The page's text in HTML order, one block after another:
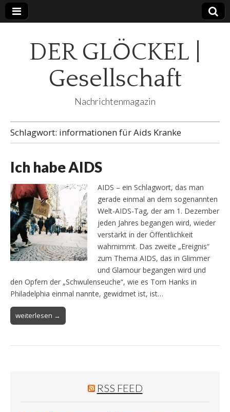
DER GLÖCKEL |
Gesellschaft
Nachrichtenmagazin
Schlagwort: informationen für Aids Kranke
Ich habe AIDS
AIDS – ein Schlagwort, das man
gerade einmal an dem sogenannten
Welt-AIDS-Tag, der am 1. Dezember
jeden Jahres begangen wird, wieder
verstärkt in der Öffentlichkeit
wahrnimmt. Das zweite „Ereignis“
zum Thema AIDS, das in Glimmer
und Glamour begangen wird und
den Opfern der „Schwulenseuche“, wie es Tom Hanks in
Philadelphia einmal nannte, gewidmet ist, ist…
weiterlesen →
RSS FEED